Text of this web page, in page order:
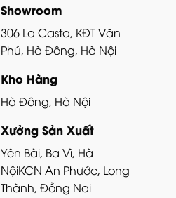
Showroom
306 La Casta, KĐT Văn
Phú, Hà Đông, Hà Nội
Kho Hàng
Hà Đông, Hà Nội
Xưởng Sản Xuất
Yên Bài, Ba Vì, Hà
NộiKCN An Phước, Long
Thành, Đồng Nai